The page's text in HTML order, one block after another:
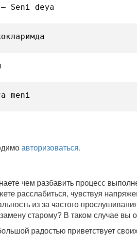
Seni deya
meni
авторизоваться.
чем разбавить процесс
расслабиться, чувствуя
из за частого
старому? В таком случае вы
радостью приветствует